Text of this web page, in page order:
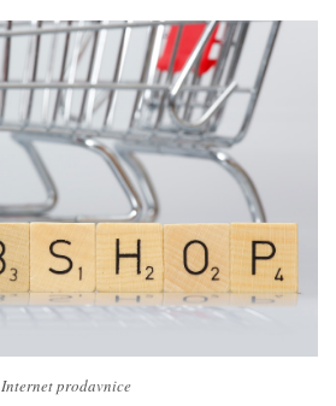
Internet prodavnice